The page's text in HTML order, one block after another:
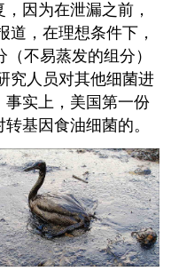
因为在泄漏之前，
道，在理想条件下，
不易蒸发的组分）
究人员对其他细菌进
事实上，美国第一份
基因食油细菌的。